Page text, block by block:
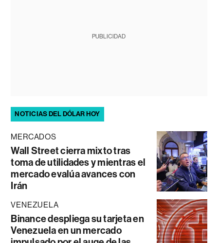
PUBLICIDAD
NOTICIAS DEL DÓLAR HOY
MERCADOS
Wall Street cierra mixto tras
toma de utilidades y mientras el
mercado evalúa avances con
Irán
VENEZUELA
Binance despliega su tarjeta en
Venezuela en un mercado